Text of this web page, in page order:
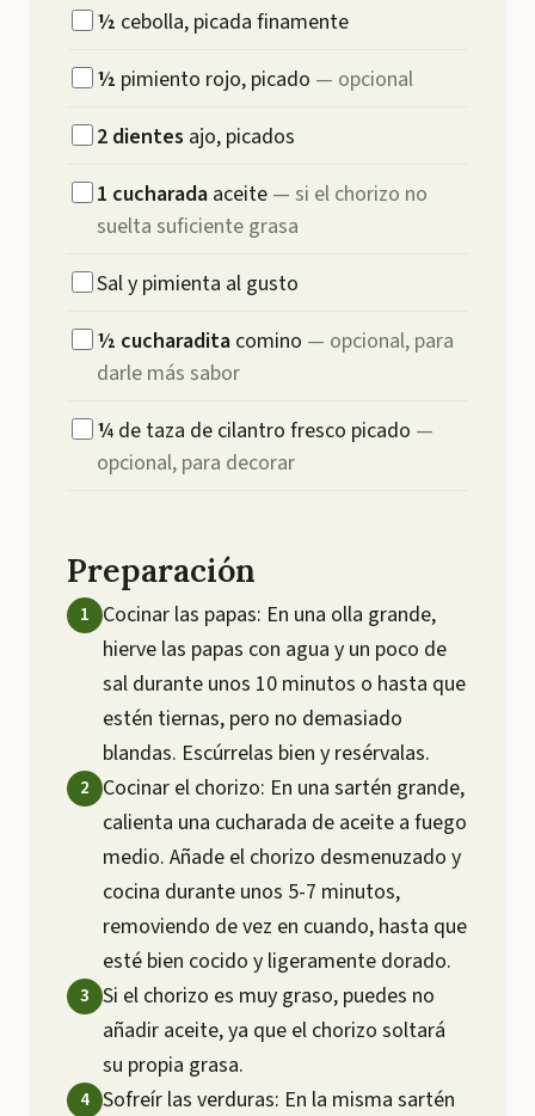
½ cebolla, picada finamente
½ pimiento rojo, picado — opcional
2 dientes ajo, picados
1 cucharada aceite — si el chorizo no
suelta suficiente grasa
Sal y pimienta al gusto
½ cucharadita comino — opcional, para
darle más sabor
¼ de taza de cilantro fresco picado —
opcional, para decorar
Preparación
Cocinar las papas: En una olla grande,
hierve las papas con agua y un poco de
sal durante unos 10 minutos o hasta que
estén tiernas, pero no demasiado
blandas. Escúrrelas bien y resérvalas.
Cocinar el chorizo: En una sartén grande,
calienta una cucharada de aceite a fuego
medio. Añade el chorizo desmenuzado y
cocina durante unos 5-7 minutos,
removiendo de vez en cuando, hasta que
esté bien cocido y ligeramente dorado.
Si el chorizo es muy graso, puedes no
añadir aceite, ya que el chorizo soltará
su propia grasa.
Sofreír las verduras: En la misma sartén